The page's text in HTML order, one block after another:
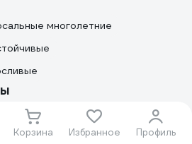
Корзина Избранное Профиль
многолетние